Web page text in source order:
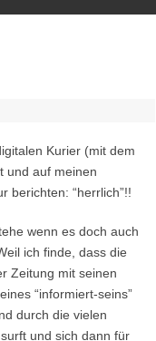
Kurier (mit dem
und auf meinen
berichten: “herrlich”!!
wenn es doch auch
ich finde, dass die
Zeitung mit seinen
“informiert-seins”
durch die vielen
und sich dann für